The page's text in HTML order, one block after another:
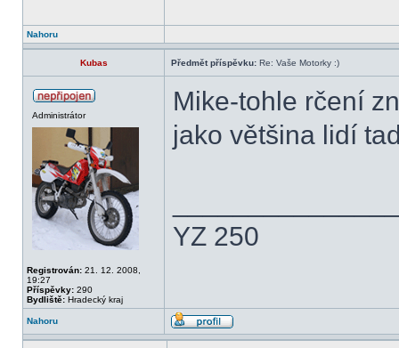
Nahoru
Kubas Předmět příspěvku: Re: Vaše Motorky :)
Administrátor
Registrován: 21. 12. 2008,
19:27
Příspěvky: 290
Bydliště: Hradecký kraj
Mike-tohle rčení
jako většina lidí
YZ 250
Nahoru